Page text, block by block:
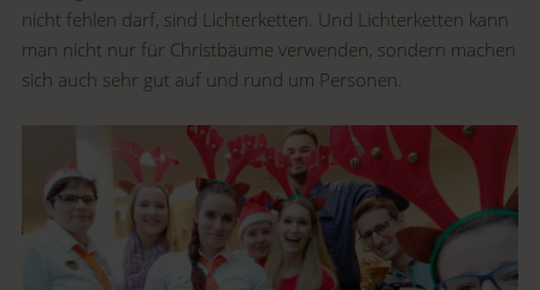
nicht fehlen darf, sind Lichterketten. Und Lichterketten kann
man nicht nur für Christbäume verwenden, sondern machen
sich auch sehr gut auf und rund um Personen.